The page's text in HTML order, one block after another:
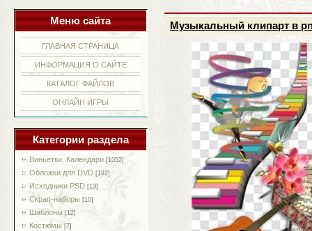
Меню сайта
ГЛАВНАЯ СТРАНИЦА
ИНФОРМАЦИЯ О САЙТЕ
КАТАЛОГ ФАЙЛОВ
ОНЛАЙН ИГРЫ
Категории раздела
Виньетки, Календари [1052]
Обложки для DVD [192]
Исходники PSD [13]
Скрап-наборы [10]
Шаблоны [12]
Костюмы [7]
Музыкальный клипарт в